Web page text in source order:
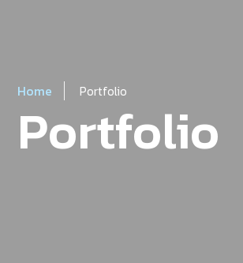
Home Portfolio
Portfolio